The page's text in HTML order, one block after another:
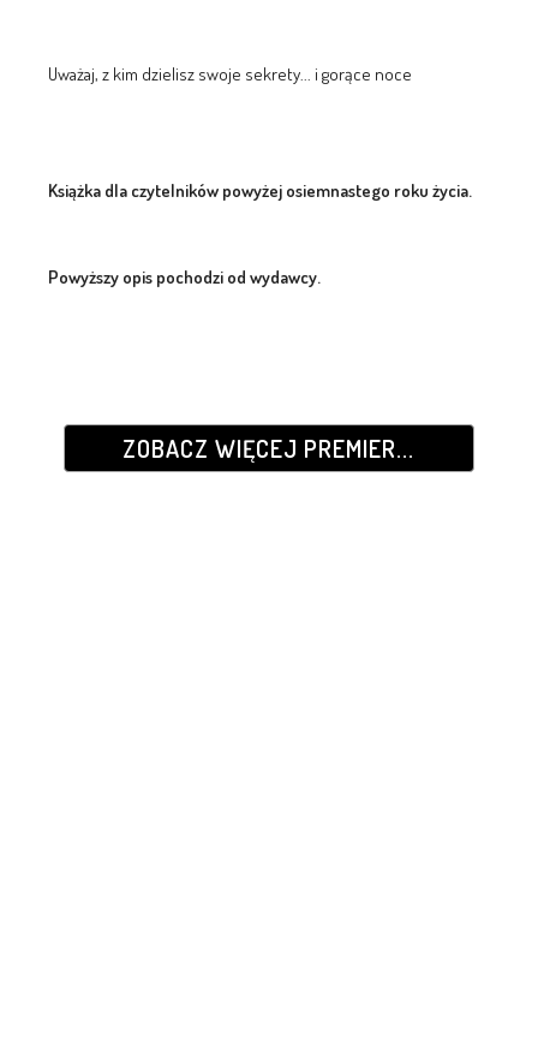
Uważaj, z kim dzielisz swoje sekrety... i gorące noce
Książka dla czytelników powyżej osiemnastego roku życia.
Powyższy opis pochodzi od wydawcy.
ZOBACZ WIĘCEJ PREMIER...